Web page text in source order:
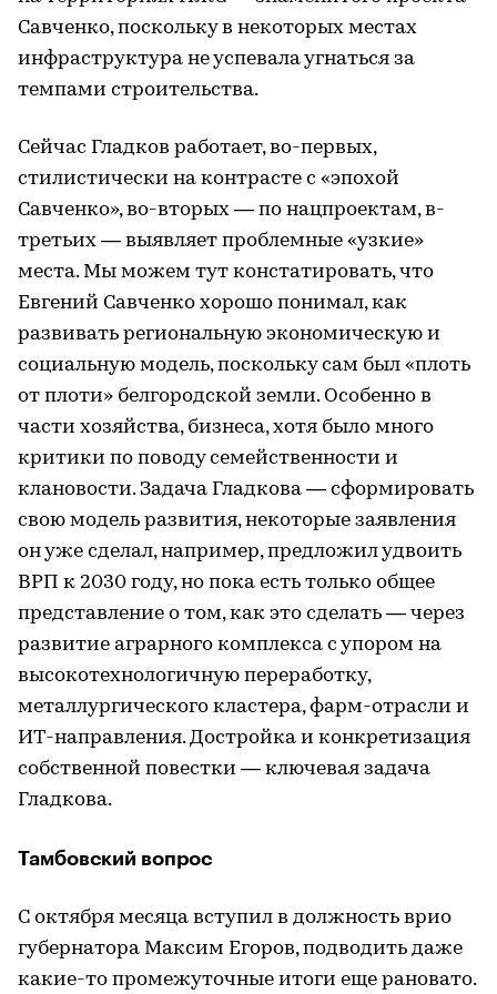
Савченко, поскольку в некоторых местах
инфраструктура не успевала угнаться за
темпами строительства.
Сейчас Гладков работает, во-первых,
стилистически на контрасте с «эпохой
Савченко», во-вторых — по нацпроектам, в-
третьих — выявляет проблемные «узкие»
места. Мы можем тут констатировать, что
Евгений Савченко хорошо понимал, как
развивать региональную экономическую и
социальную модель, поскольку сам был «плоть
от плоти» белгородской земли. Особенно в
части хозяйства, бизнеса, хотя было много
критики по поводу семейственности и
клановости. Задача Гладкова — сформировать
свою модель развития, некоторые заявления
он уже сделал, например, предложил удвоить
ВРП к 2030 году, но пока есть только общее
представление о том, как это сделать — через
развитие аграрного комплекса с упором на
высокотехнологичную переработку,
металлургического кластера, фарм-отрасли и
ИТ-направления. Достройка и конкретизация
собственной повестки — ключевая задача
Гладкова.
Тамбовский вопрос
С октября месяца вступил в должность врио
губернатора Максим Егоров, подводить даже
какие-то промежуточные итоги еще рановато.